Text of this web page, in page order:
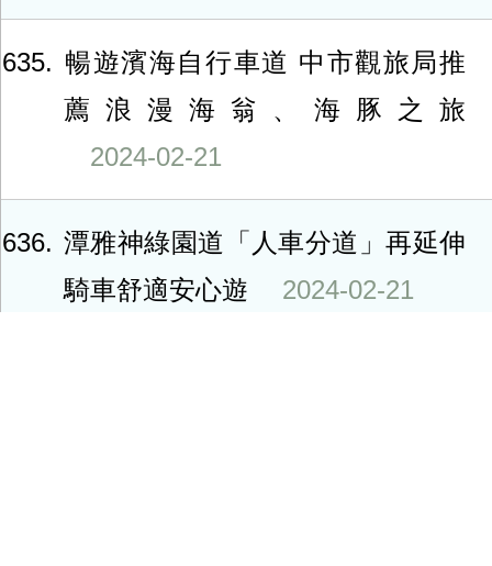
635
暢遊濱海自行車道 中市觀旅局推
薦浪漫海翁、海豚之旅
2024-02-21
636
潭雅神綠園道「人車分道」再延伸
騎車舒適安心遊
2024-02-21